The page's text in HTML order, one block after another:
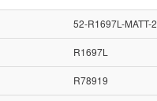
52-R1697L-MATT-2
R1697L
R78919